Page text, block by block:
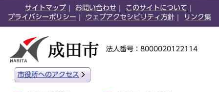
サイトマップ お問い合わせ
このサイトについて
プライバシーポリシー
ウェブアクセシビリティ方針 リンク集
法人番号：8000020122114
市役所へのアクセス